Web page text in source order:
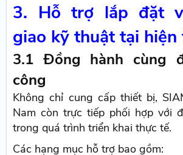
3. Hỗ trợ lắp đặt
giao kỹ thuật tại
3.1 Đồng hành cùng
công
Không chỉ cung cấp thiết bị,
Nam còn trực tiếp phối hợp với
trong quá trình triển khai thực tế.
Các hạng mục hỗ trợ bao gồm: